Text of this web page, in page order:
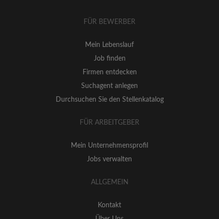
FÜR BEWERBER
Mein Lebenslauf
Job finden
Firmen entdecken
Suchagent anlegen
Durchsuchen Sie den Stellenkatalog
FÜR ARBEITGEBER
Mein Unternehmensprofil
Jobs verwalten
ALLGEMEIN
Kontakt